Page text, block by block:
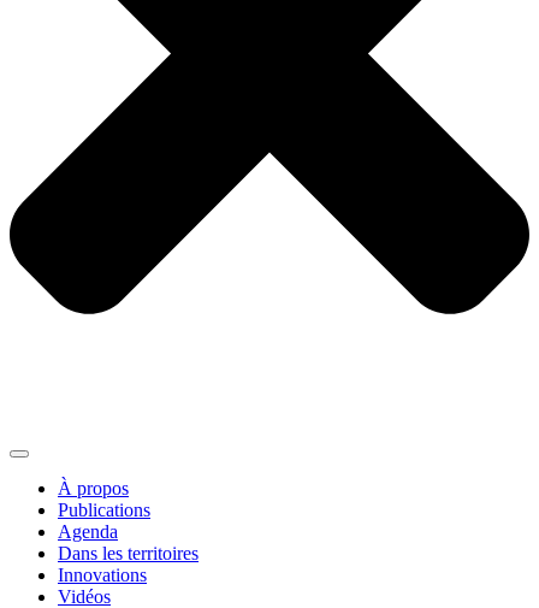
À propos
Publications
Agenda
Dans les territoires
Innovations
Vidéos